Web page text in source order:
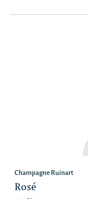
Champagne Ruinart
Rosé